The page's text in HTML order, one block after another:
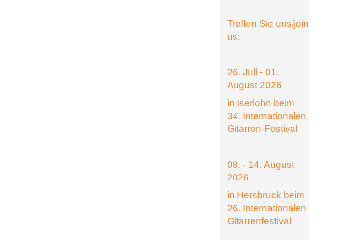
Treffen Sie uns/join
us:
26. Juli - 01.
August 2026
in Iserlohn beim
34. Internationalen
Gitarren-Festival
08. - 14. August
2026
in Hersbruck beim
26. Internationalen
Gitarrenfestival